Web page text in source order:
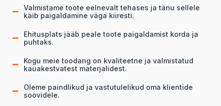
Valmistame toote eelnevalt tehases ja tänu sellele
käib paigaldamine väga kiiresti.
Ehitusplats jääb peale toote paigaldamist korda ja
puhtaks.
Kogu meie toodang on kvaliteetne ja valmistatud
kauakestvatest materjalidest.
Oleme paindlikud ja vastutulelikud oma klientide
soovidele.